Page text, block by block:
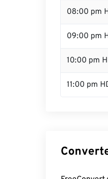
08:00 pm
09:00 pm
10:00 pm
11:00 pm